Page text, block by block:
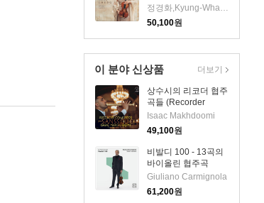
(LP) - 정경화 (Kyung-
Wha Chung)
정경화,Kyung-Wha Chung
50,100원
이 분야 신상품
상수시의 리코더 협주
곡들 (Recorder
Concertos from
Sanssouci)(CD) -
Isaac Makhdoomi
Isaac Makhdoomi
49,100원
비발디 100 - 13곡의
바이올린 협주곡
(Vivaldi 100. 13
Violin Concertos)
(2CD) - Giuliano
Giuliano Carmignola
61,200원
더보기